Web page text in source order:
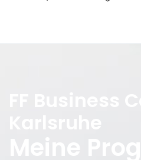
Meine